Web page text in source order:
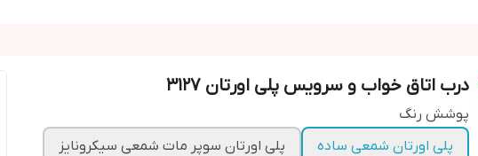
درب اتاق خواب و سرویس پلی اورتان 3127
پوشش رنگ
پلی اورتان شمعی ساده
پلی اورتان سوپر مات شمعی سیکرونایز